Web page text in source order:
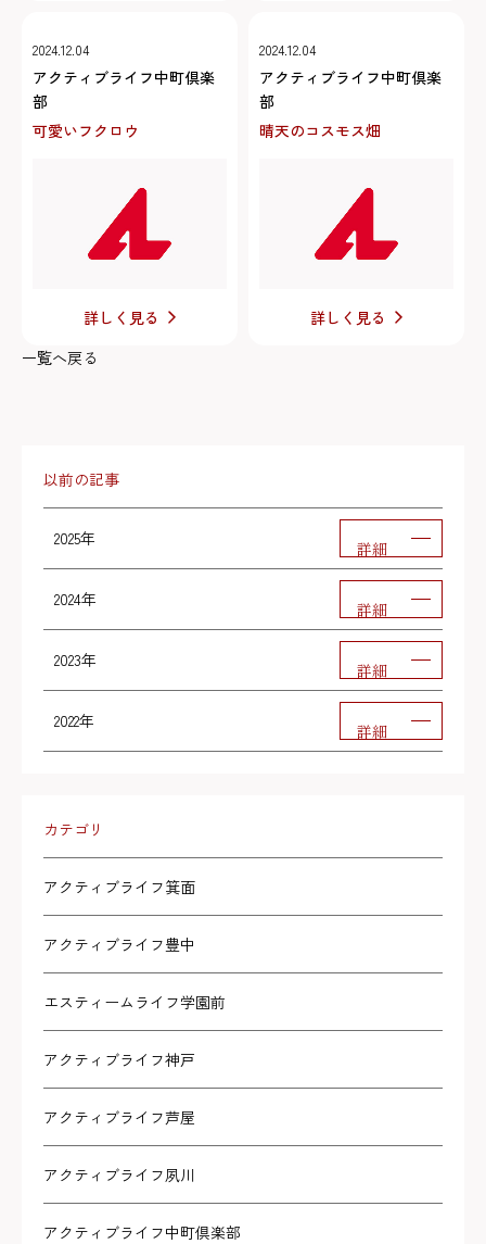
2024.12.04
アクティブライフ中町倶楽
部
可愛いフクロウ
詳しく見る
2024.12.04
アクティブライフ中町倶楽
部
晴天のコスモス畑
詳しく見る
一覧へ戻る
以前の記事
2025年 詳細
2024年 詳細
2023年 詳細
2022年 詳細
カテゴリ
アクティブライフ箕面
アクティブライフ豊中
エスティームライフ学園前
アクティブライフ神戸
アクティブライフ芦屋
アクティブライフ夙川
アクティブライフ中町倶楽部